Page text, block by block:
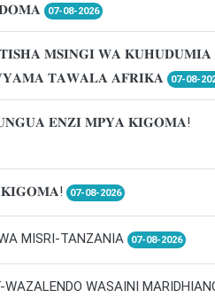
07-08-2026
𝐌𝐒𝐈𝐍𝐆𝐈 𝐖𝐀 𝐊𝐔𝐇𝐔𝐃𝐔𝐌𝐈𝐀
𝐓𝐀𝐖𝐀𝐋𝐀 𝐀𝐅𝐑𝐈𝐊𝐀
07-08-
𝐄𝐍𝐙𝐈 𝐌𝐏𝐘𝐀 𝐊𝐈𝐆𝐎𝐌𝐀!
07-08-2026
MISRI-TANZANIA 07-08-2026
WASAINI